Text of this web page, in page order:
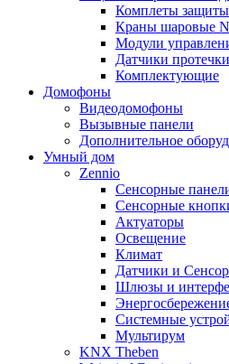
Комплеты защиты
Краны шаровые
Модули
Датчики
Комплектующие
Домофоны
Видеодомофоны
Вызывные панели
Дополнительное
Умный дом
Zennio
Сенсорные
Сенсорные
Актуаторы
Освещение
Климат
Датчики и
Шлюзы и
Системные
Мультирум
KNX Theben